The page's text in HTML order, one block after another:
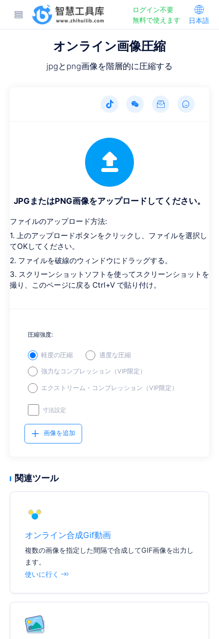
ログイン不要
無料で使えます
日本語
オンライン画像圧縮
jpgとpng画像を階層的に圧縮する
JPGまたはPNG画像をアップロードしてください。
ファイルのアップロード方法:
1. 上のアップロードボタンをクリックし、ファイルを選択し
てOKしてください。
2. ファイルを破線のウィンドウにドラッグする。
3. スクリーンショットソフトを使ってスクリーンショットを
撮り、このページに戻る Ctrl+V で貼り付け。
圧縮強度:
軽度の圧縮 適度な圧縮
強力なコンプレッション（VIP限定）
エクストリーム・コンプレッション（VIP限定）
寸法設定
画像を追加
関連ツール
オンライン合成Gif動画
複数の画像を指定した間隔で合成してGIF画像を出力し
ます。
使いに行く